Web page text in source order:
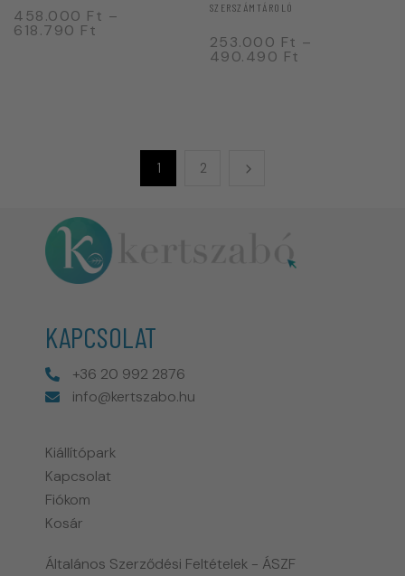
458.000 Ft –
618.790 Ft
SZERSZÁMTÁROLÓ
253.000 Ft –
490.490 Ft
1 2
KAPCSOLAT
+36 20 992 2876
info@kertszabo.hu
Kiállítópark
Kapcsolat
Fiókom
Kosár
Általános Szerződési Feltételek - ÁSZF